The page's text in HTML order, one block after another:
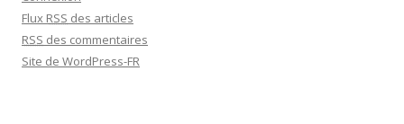
Flux RSS des articles
RSS des commentaires
Site de WordPress-FR